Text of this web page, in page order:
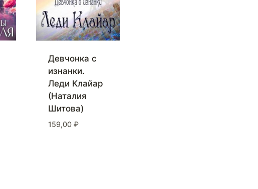
Девчонка с
изнанки.
Леди Клайар
(Наталия
Шитова)
159,00 ₽